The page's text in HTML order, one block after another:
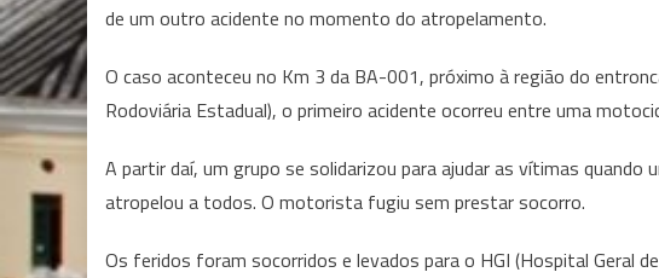
de um outro acidente no momento do atropelamento.
O caso aconteceu no Km 3 da BA-001, próximo à região do
Rodoviária Estadual), o primeiro acidente ocorreu entre uma
A partir daí, um grupo se solidarizou para ajudar as vítimas quando
atropelou a todos. O motorista fugiu sem prestar socorro.
Os feridos foram socorridos e levados para o HGI (Hospital Geral